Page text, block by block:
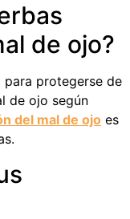
de ojo?
protegerse de
de ojo según
del mal de ojo es